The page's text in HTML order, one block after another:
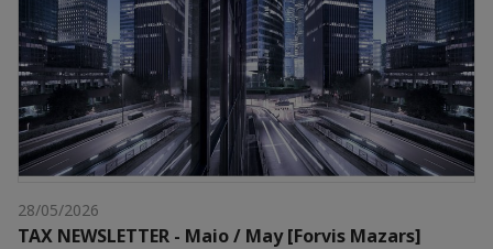
28/05/2026
TAX NEWSLETTER - Maio / May [Forvis Mazars]